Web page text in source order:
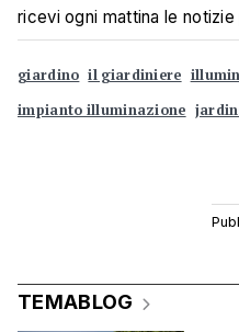
ricevi ogni mattina le notizie
giardino il giardiniere
impianto illuminazione
TEMABLOG